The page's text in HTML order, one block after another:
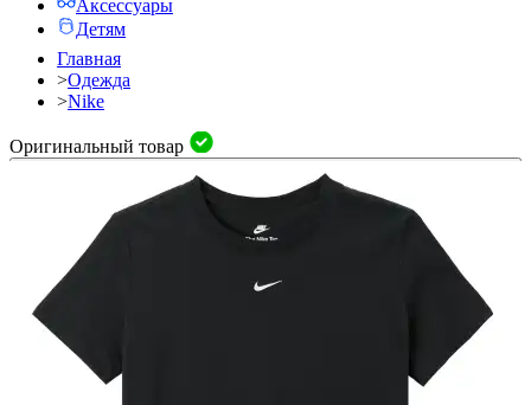
Аксессуары
Детям
Главная
>Одежда
>Nike
Оригинальный товар